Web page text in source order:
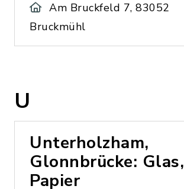
Am Bruckfeld 7, 83052
Bruckmühl
U
Unterholzham,
Glonnbrücke: Glas,
Papier